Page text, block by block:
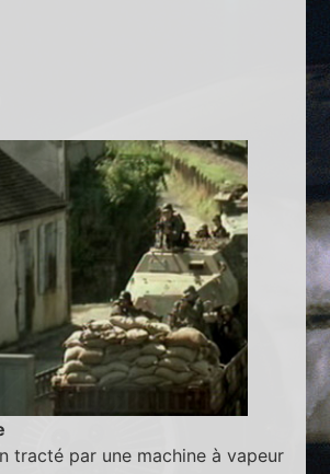
tracté par une machine à vapeur